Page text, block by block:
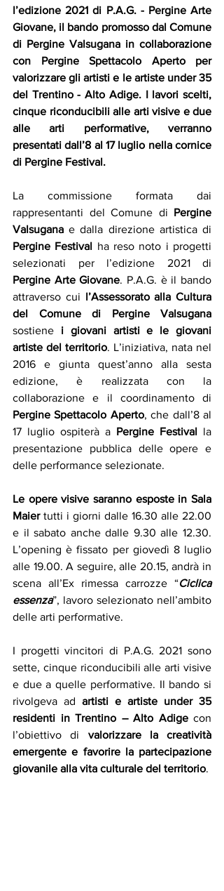
l’edizione 2021 di P.A.G. - Pergine Arte
Giovane, il bando promosso dal Comune
di Pergine Valsugana in collaborazione
con Pergine Spettacolo Aperto per
valorizzare gli artisti e le artiste under 35
del Trentino - Alto Adige. I lavori scelti,
cinque riconducibili alle arti visive e due
alle arti performative, verranno
presentati dall’8 al 17 luglio nella cornice
di Pergine Festival.
La commissione formata dai
rappresentanti del Comune di Pergine
Valsugana
Pergine Festival ha reso noto i progetti
Pergine Arte Giovane. P.A.G. è il bando
attraverso cui l’Assessorato alla Cultura
del Comune di Pergine Valsugana
sostiene i giovani artisti e le giovani
artiste del territorio. L’iniziativa, nata nel
2016 e giunta quest’anno alla sesta
edizione, è realizzata con la
Pergine Spettacolo Aperto, che dall’8 al
17 luglio ospiterà a Pergine Festival la
presentazione pubblica delle opere e
delle performance selezionate.
Le opere visive saranno esposte in Sala
Maier tutti i giorni dalle 16.30 alle 22.00
e il sabato anche dalle 9.30 alle 12.30.
L’opening è fissato per giovedì 8 luglio
alle 19.00. A seguire, alle 20.15, andrà in
scena all’Ex rimessa carrozze “Ciclica
essenza”, lavoro selezionato nell’ambito
delle arti performative.
I progetti vincitori di P.A.G. 2021 sono
sette, cinque riconducibili alle arti visive
e due a quelle performative. Il bando si
rivolgeva ad artisti e artiste under 35
residenti in Trentino – Alto Adige con
l’obiettivo di valorizzare la creatività
emergente e favorire la partecipazione
giovanile alla vita culturale del territorio.